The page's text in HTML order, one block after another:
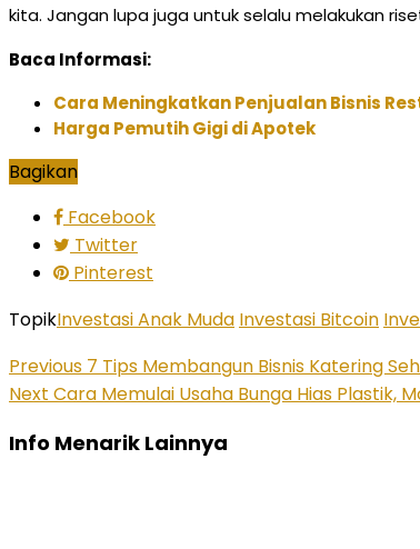
kita. Jangan lupa juga untuk selalu melakukan
Baca Informasi:
Cara Meningkatkan Penjualan Bisnis
Harga Pemutih Gigi di Apotek
Bagikan
Facebook
Twitter
Pinterest
TopikInvestasi Anak Muda Investasi Bitcoin
Previous 7 Tips Membangun Bisnis Katering
Next Cara Memulai Usaha Bunga Hias Plastik,
Info Menarik Lainnya